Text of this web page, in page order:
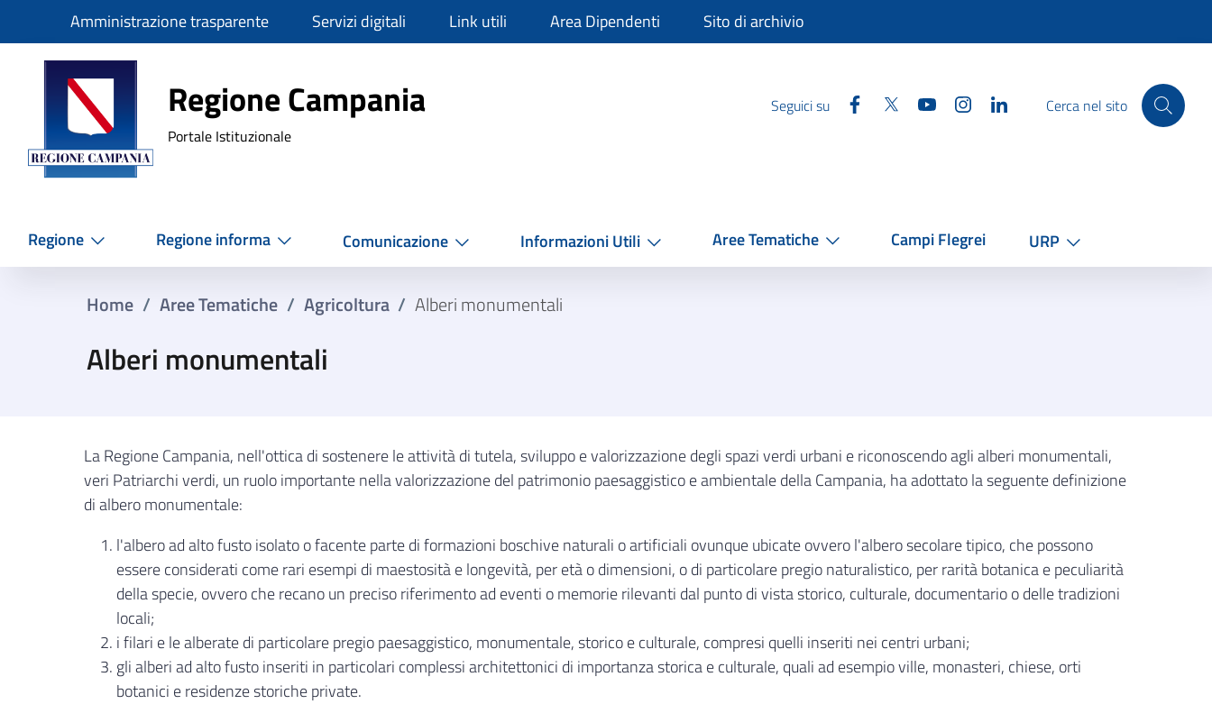
SlimAmministrazione trasparente Servizi digitali Link utili Area Dipendenti Sito di archivio
Regione Campania
Regione Campania
Portale Istituzionale
Seguici su Facebook
Twitter YouTube InstagramLinkedinCerca nel sito
Regione Regione informa Comunicazione Informazioni Utili Aree Tematiche Campi Flegrei URP
Home / Aree Tematiche / Agricoltura / Alberi monumentali
Alberi monumentali
La Regione Campania, nell'ottica di sostenere le attività di tutela, sviluppo e valorizzazione degli spazi verdi urbani e riconoscendo agli alberi monumentali,
veri Patriarchi verdi, un ruolo importante nella valorizzazione del patrimonio paesaggistico e ambientale della Campania, ha adottato la seguente definizione
di albero monumentale:
l'albero ad alto fusto isolato o facente parte di formazioni boschive naturali o artificiali ovunque ubicate ovvero l'albero secolare tipico, che possono
essere considerati come rari esempi di maestosità e longevità, per età o dimensioni, o di particolare pregio naturalistico, per rarità botanica e peculiarità
della specie, ovvero che recano un preciso riferimento ad eventi o memorie rilevanti dal punto di vista storico, culturale, documentario o delle tradizioni
locali;
i filari e le alberate di particolare pregio paesaggistico, monumentale, storico e culturale, compresi quelli inseriti nei centri urbani;
gli alberi ad alto fusto inseriti in particolari complessi architettonici di importanza storica e culturale, quali ad esempio ville, monasteri, chiese, orti
botanici e residenze storiche private.